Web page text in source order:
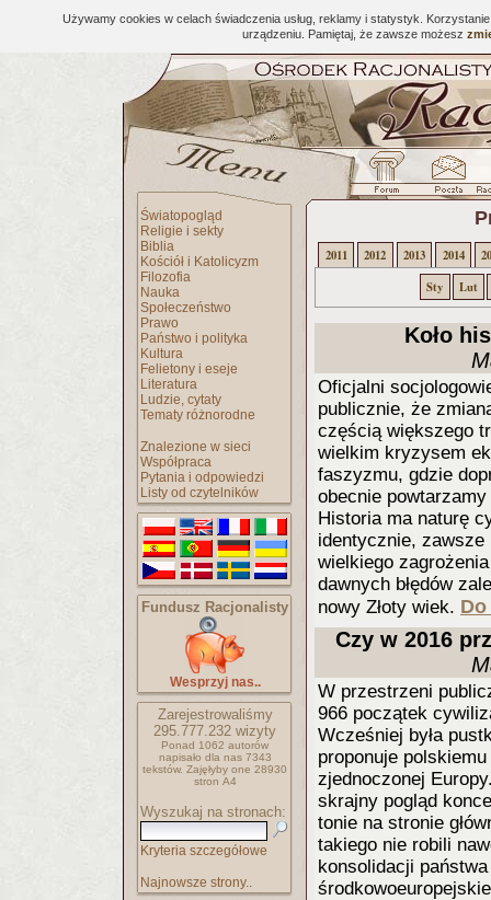
Używamy cookies w celach świadczenia usług, reklamy i statystyk.
urządzeniu. Pamiętaj, że zawsze możesz
Światopogląd
Religie i sekty
Biblia
Kościół i Katolicyzm
Filozofia
Nauka
Społeczeństwo
Prawo
Państwo i polityka
Kultura
Felietony i eseje
Literatura
Ludzie, cytaty
Tematy różnorodne
Znalezione w sieci
Współpraca
Pytania i odpowiedzi
Listy od czytelników
Fundusz Racjonalisty
Wesprzyj nas..
Zarejestrowaliśmy
295.777.232 wizyty
Ponad 1062 autorów
napisało dla nas 7343
tekstów. Zajęłyby one 28930
stron A4
Wyszukaj na stronach:
Kryteria szczegółowe
Najnowsze strony..
2011 2012 2013 2014
Sty
Lut
Koło
Oficjalni
publicznie, że
częścią większego
wielkim kryzysem
faszyzmu, gdzie
obecnie
Historia ma naturę
identycznie,
wielkiego
dawnych błędów
nowy Złoty wiek.
Czy w 2016
W przestrzeni
966 początek
Wcześniej była
proponuje
zjednoczonej
skrajny pogląd
tonie na stronie
takiego nie robili
konsolidacji